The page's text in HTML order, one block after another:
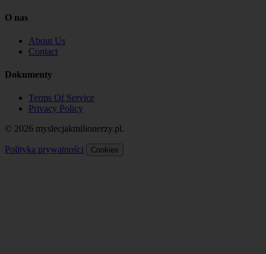
O nas
About Us
Contact
Dokumenty
Terms Of Service
Privacy Policy
© 2026 myslecjakmilionerzy.pl.
Polityka prywatności Cookies